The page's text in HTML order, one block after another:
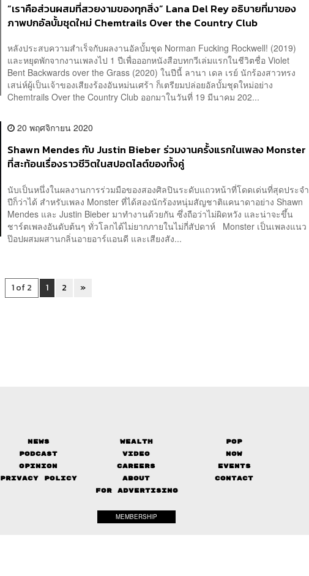
“เราคือส่วนผสมที่สวยงามของทุกสิ่ง” Lana Del Rey อธิบายที่มาของ
ภาพปกอัลบั้มชุดใหม่ Chemtrails Over the Country Club
หลังประสบความสำเร็จกับผลงานอัลบั้มชุด Norman Fucking Rockwell! (2019)
และหยุดพักจากงานเพลงไป 1 ปีเพื่อออกหนังสือบทกวีเล่มแรกในชีวิตชื่อ Violet
Bent Backwards over the Grass (2020) ในปีนี้ ลานา เดล เรย์ นักร้องสาวทรง
เสน่ห์ผู้เป็นเจ้าของเสียงร้องอันหม่นเศร้า ก็เตรียมปล่อยอัลบั้มชุดใหม่อย่าง
Chemtrails Over the Country Club ออกมาในวันที่ 19 มีนาคม 202...
20 พฤศจิกายน 2020
Shawn Mendes กับ Justin Bieber ร่วมงานครั้งแรกในเพลง Monster
ที่สะท้อนเรื่องราวชีวิตในสปอตไลต์ของทั้งคู่
นับเป็นหนึ่งในผลงานการร่วมมือของสองศิลปินระดับแถวหน้าที่โดดเด่นที่สุดประจำ
ปีก็ว่าได้ สำหรับเพลง Monster ที่ได้สองนักร้องหนุ่มสัญชาติแคนาดาอย่าง Shawn
Mendes และ Justin Bieber มาทำงานด้วยกัน ซึ่งถือว่าไม่ผิดหวัง และน่าจะขึ้น
ชาร์ตเพลงอันดับต้นๆ ทั่วโลกได้ไม่ยากภายในไม่กี่สัปดาห์ Monster เป็นเพลงแนว
ป๊อปผสมผสานกลิ่นอายอาร์แอนดี และเสียงสัง...
1 of 2 1 2 »
News Wealth
Pop
Podcast
Video
Now
Opinion
Careers
Events
Privacy Policy
About
Contact
FOR ADVERTISING
MEMBERSHIP